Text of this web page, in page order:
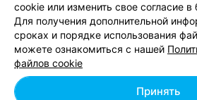
Написать
Персональные
Обработка
cookie или изменить свое согласие
Для получения дополнительной
сроках и порядке использования
можете ознакомиться с нашей
файлов cookie
Принять